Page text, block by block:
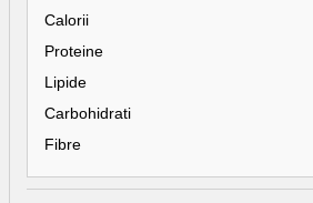
Calorii
Proteine
Lipide
Carbohidrati
Fibre